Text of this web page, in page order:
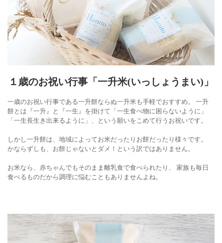
１歳のお祝い行事「一升米(いっしょうまい)」
一歳のお祝い行事である一升餅ならぬ一升米も手軽でおすすめ。 一升
餅とは『一升』と『一生』を掛けて「一生食べ物に困らないように」
「一生長生き出来るように」、という願いをこめて行うお祝いです。
しかし一升餅は、地域によってお米だったりお餅だったり様々です。
かならずしも、お餅じゃないとダメ！という訳ではありません。
お米なら、赤ちゃんでもそのまま離乳食で食べられたり、 家族も毎日
食べるものだから調理に悩むこともありませんよね。